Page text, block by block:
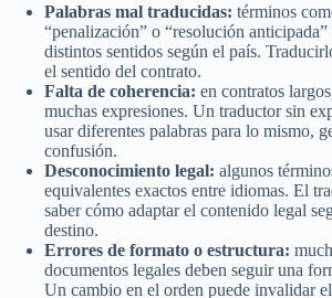
Palabras mal traducidas: términos
“penalización” o “resolución anticipada”
distintos sentidos según el país.
el sentido del contrato.
Falta de coherencia: en contratos
muchas expresiones. Un traductor sin
usar diferentes palabras para lo mismo,
confusión.
Desconocimiento legal: algunos
equivalentes exactos entre idiomas. El
saber cómo adaptar el contenido legal
destino.
Errores de formato o estructura:
documentos legales deben seguir una
Un cambio en el orden puede invalidar